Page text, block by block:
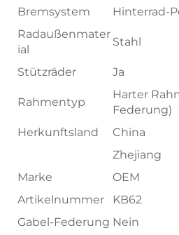
Bremsystem
Hinterrad-
Radaußenmater
ial
Stahl
Stützräder Ja
Rahmentyp
Harter
Federung)
Herkunftsland
China
Zhejiang
Marke
OEM
Artikelnummer
KB62
Gabel-Federung Nein